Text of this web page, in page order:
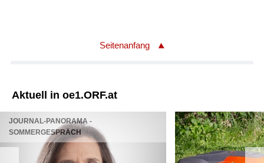
Seitenanfang
Aktuell in oe1.ORF.at
JOURNAL-PANORAMA -
SOMMERGESPRÄCH